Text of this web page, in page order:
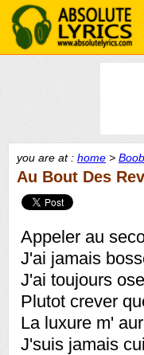
you are at : home >
Au Bout Des
Appeler au
J'ai jamais
J'ai toujours
Plutot crever
La luxure m'
J'suis jamais